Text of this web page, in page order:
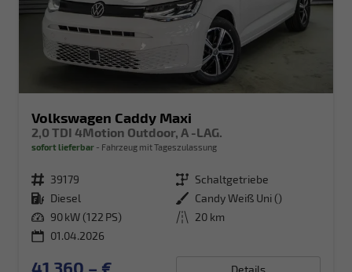
Volkswagen Caddy Maxi
2,0 TDI 4Motion Outdoor, A -LAG.
sofort lieferbar Fahrzeug mit Tageszulassung
Fahrzeugnr. 39179 Getriebe Schaltgetriebe
Kraftstoff Diesel Außenfarbe Candy Weiß Uni ()
Leistung 90 kW (122 PS) Kilometerstand 20 km
01.04.2026
41.360,– € Details